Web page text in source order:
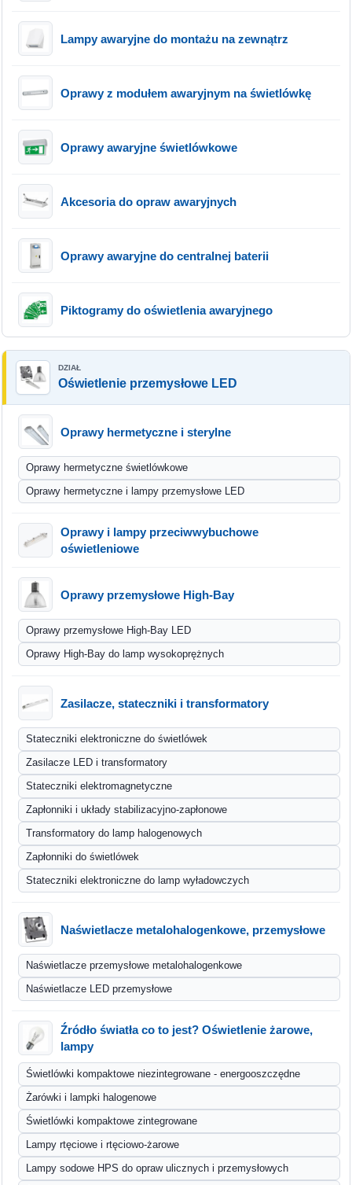
Lampy awaryjne do montażu na zewnątrz
Oprawy z modułem awaryjnym na świetlówkę
Oprawy awaryjne świetlówkowe
Akcesoria do opraw awaryjnych
Oprawy awaryjne do centralnej baterii
Piktogramy do oświetlenia awaryjnego
Oświetlenie przemysłowe LED
Oprawy hermetyczne i sterylne
Oprawy hermetyczne świetlówkowe
Oprawy hermetyczne i lampy przemysłowe LED
Oprawy i lampy przeciwwybuchowe
oświetleniowe
Oprawy przemysłowe High-Bay
Oprawy przemysłowe High-Bay LED
Oprawy High-Bay do lamp wysokoprężnych
Zasilacze, stateczniki i transformatory
Stateczniki elektroniczne do świetlówek
Zasilacze LED i transformatory
Stateczniki elektromagnetyczne
Zapłonniki i układy stabilizacyjno-zapłonowe
Transformatory do lamp halogenowych
Zapłonniki do świetlówek
Stateczniki elektroniczne do lamp wyładowczych
Naświetlacze metalohalogenkowe, przemysłowe
Naświetlacze przemysłowe metalohalogenkowe
Naświetlacze LED przemysłowe
Źródło światła co to jest? Oświetlenie żarowe,
lampy
Świetlówki kompaktowe niezintegrowane - energooszczędne
Żarówki i lampki halogenowe
Świetlówki kompaktowe zintegrowane
Lampy rtęciowe i rtęciowo-żarowe
Lampy sodowe HPS do opraw ulicznych i przemysłowych